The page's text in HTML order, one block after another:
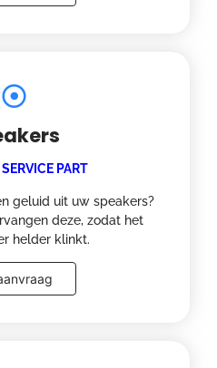
PART
geluid uit uw speakers?
deze, zodat het
helder klinkt.